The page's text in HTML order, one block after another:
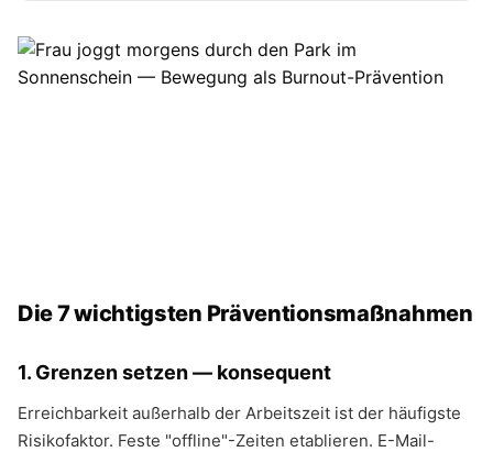
Die 7 wichtigsten Präventionsmaßnahmen
1. Grenzen setzen — konsequent
Erreichbarkeit außerhalb der Arbeitszeit ist der häufigste
Risikofaktor. Feste "offline"-Zeiten etablieren. E-Mail-